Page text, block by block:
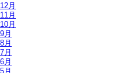
12月
11月
10月
9月
8月
7月
6月
5月